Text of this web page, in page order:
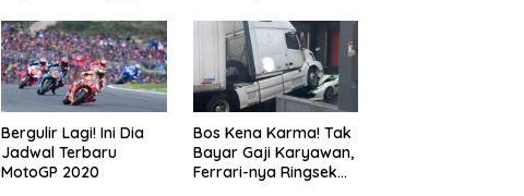
Bergulir Lagi! Ini Dia
Jadwal Terbaru
MotoGP 2020
Bos Kena Karma! Tak
Bayar Gaji Karyawan,
Ferrari-nya Ringsek